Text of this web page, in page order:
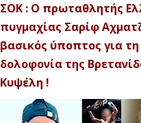
ΣΟΚ : Ο πρωταθλητής
πυγμαχίας Σαρίφ
βασικός ύποπτος για τη
δολοφονία της
Κυψέλη !